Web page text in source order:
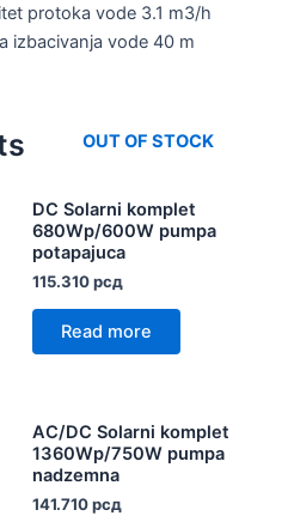
protoka vode 3.1 m3/h
izbacivanja vode 40 m
OUT OF STOCK
DC Solarni komplet
680Wp/600W pumpa
potapajuca
115.310рсд
Read more
AC/DC Solarni komplet
1360Wp/750W pumpa
nadzemna
141.710рсд